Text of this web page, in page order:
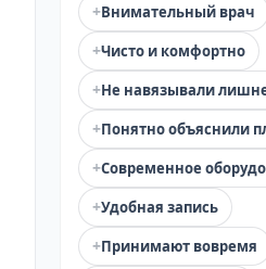
+Внимательный врач
+Чисто и комфортно
+Не навязывали
+Понятно объяснили
+Современное
+Удобная запись
+Принимают вовремя